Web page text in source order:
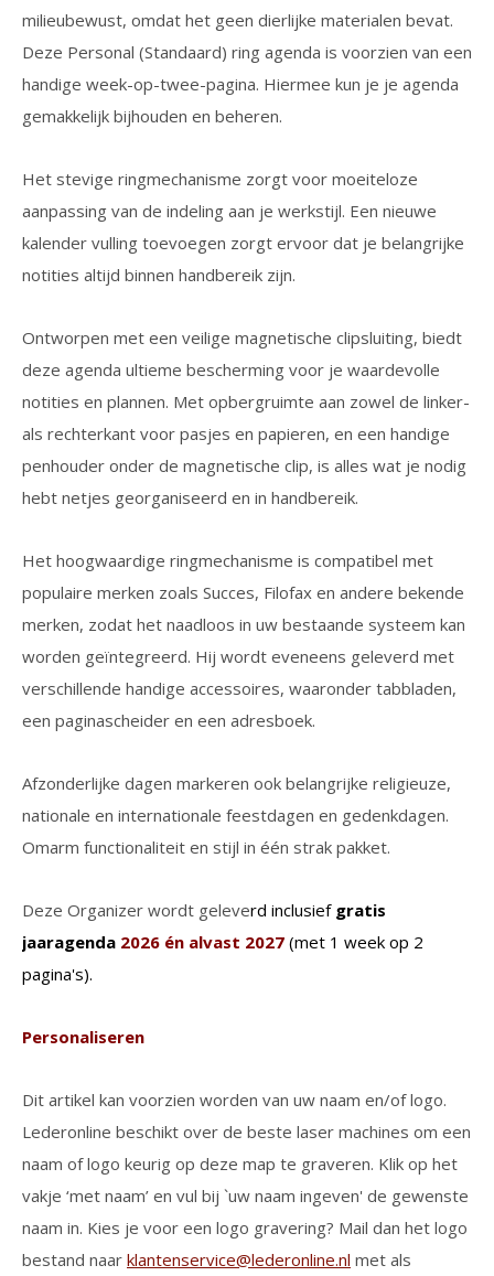
milieubewust, omdat het geen dierlijke materialen bevat.
Deze Personal (Standaard) ring agenda is voorzien van een
handige week-op-twee-pagina. Hiermee kun je je agenda
gemakkelijk bijhouden en beheren.
Het stevige ringmechanisme zorgt voor moeiteloze
aanpassing van de indeling aan je werkstijl. Een nieuwe
kalender vulling toevoegen zorgt ervoor dat je belangrijke
notities altijd binnen handbereik zijn.
Ontworpen met een veilige magnetische clipsluiting, biedt
deze agenda ultieme bescherming voor je waardevolle
notities en plannen. Met opbergruimte aan zowel de linker-
als rechterkant voor pasjes en papieren, en een handige
penhouder onder de magnetische clip, is alles wat je nodig
hebt netjes georganiseerd en in handbereik.
Het hoogwaardige ringmechanisme is compatibel met
populaire merken zoals Succes, Filofax en andere bekende
merken, zodat het naadloos in uw bestaande systeem kan
worden geïntegreerd. Hij wordt eveneens geleverd met
verschillende handige accessoires, waaronder tabbladen,
een paginascheider en een adresboek.
Afzonderlijke dagen markeren ook belangrijke religieuze,
nationale en internationale feestdagen en gedenkdagen.
Omarm functionaliteit en stijl in één strak pakket.
Deze Organizer wordt geleverd inclusief gratis
jaaragenda 2026 én alvast 2027 (met 1 week op 2
pagina's).
Personaliseren
Dit artikel kan voorzien worden van uw naam en/of logo.
Lederonline beschikt over de beste laser machines om een
naam of logo keurig op deze map te graveren. Klik op het
vakje ‘met naam’ en vul bij `uw naam ingeven' de gewenste
naam in. Kies je voor een logo gravering? Mail dan het logo
bestand naar klantenservice@lederonline.nl met als